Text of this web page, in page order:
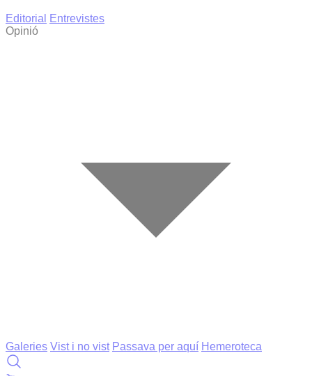
Editorial
Entrevistes
Opinió
Galeries Vist i no vist Passava per aquí Hemeroteca